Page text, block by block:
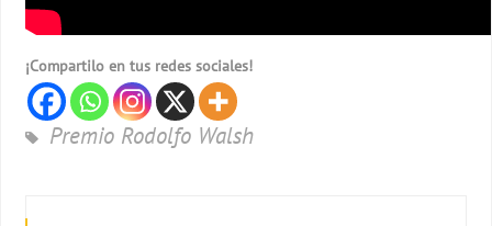
¡Compartilo en tus redes sociales!
Premio Rodolfo Walsh